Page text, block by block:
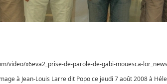
video/x6eva2_prise-de-parole-de-gabi-mouesca-
à Jean-Louis Larre dit Popo ce jeudi 7 août 2008 à